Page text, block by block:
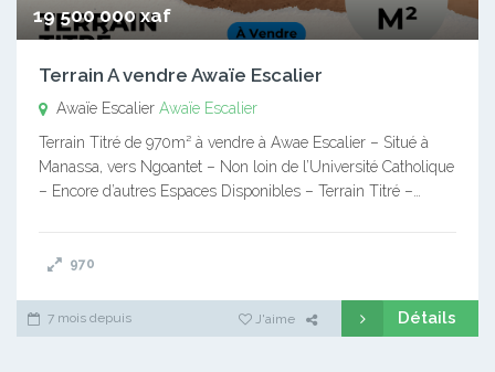
19 500 000 xaf
Terrain A vendre Awaïe Escalier
Awaïe Escalier Awaïe Escalier
Terrain Titré de 970m² à vendre à Awae Escalier – Situé à
Manassa, vers Ngoantet – Non loin de l’Université Catholique
– Encore d’autres Espaces Disponibles – Terrain Titré –…
970
7 mois depuis J'aime Détails